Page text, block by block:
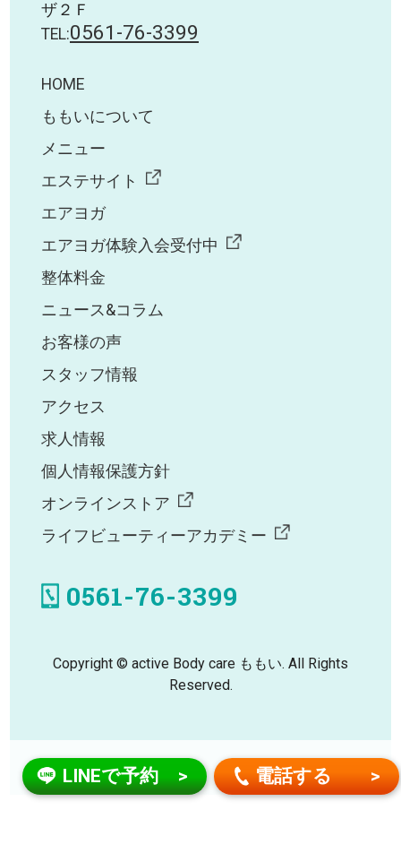
LINEで予約 電話する
ザ２Ｆ
TEL:0561-76-3399
HOME
ももいについて
メニュー
エステサイト
エアヨガ
エアヨガ体験入会受付中
整体料金
ニュース&コラム
お客様の声
スタッフ情報
アクセス
求人情報
個人情報保護方針
オンラインストア
ライフビューティーアカデミー
0561-76-3399
Copyright © active Body care ももい. All Rights
Reserved.